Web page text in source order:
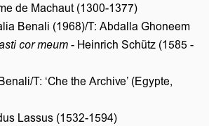
de Machaut (1300-1377)
Benali (1968)/T: Abdalla Ghoneem
cor meum - Heinrich Schütz (1585 -
T: ‘Che the Archive’ (Egypte,
Lassus (1532-1594)